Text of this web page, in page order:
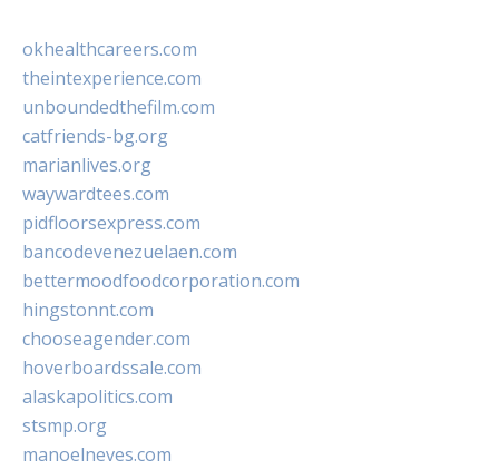
okhealthcareers.com
theintexperience.com
unboundedthefilm.com
catfriends-bg.org
marianlives.org
waywardtees.com
pidfloorsexpress.com
bancodevenezuelaen.com
bettermoodfoodcorporation.com
hingstonnt.com
chooseagender.com
hoverboardssale.com
alaskapolitics.com
stsmp.org
manoelneves.com